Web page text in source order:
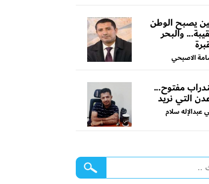
يصبح الوطن
والبحر
الاصبحي
مفتوح...
التي نريد
عبدالإله سلام